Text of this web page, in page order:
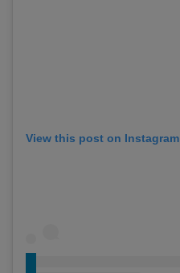
View this post on Instagram